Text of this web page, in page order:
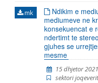
mk
Ndikim e
mediumeve ne
konsekuencat e
ndertimt te
gjuhes se
mesme
15 dhjetor 2021
sektori